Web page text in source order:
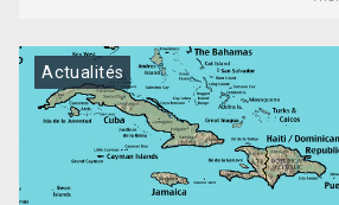
Actualités